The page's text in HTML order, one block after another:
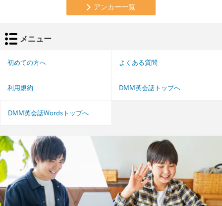
アンカー一覧
メニュー
初めての方へ よくある質問
利用規約 DMM英会話トップへ
DMM英会話Wordsトップへ